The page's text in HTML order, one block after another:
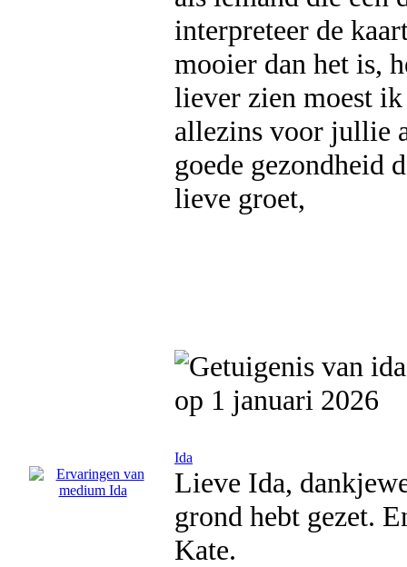
interpreteer de
mooier dan het is,
liever zien moest
allezins voor jullie
goede gezondheid
lieve groet,
op 1 januari 2026
Ida
Lieve Ida,
grond hebt gezet.
Kate.